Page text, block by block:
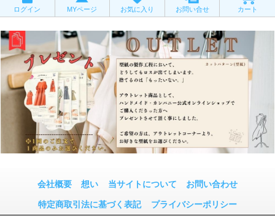
ログイン MYページ お気に入り お問い合せ カート
会社概要 想い 当サイトについて お問い合わせ
特定商取引法に基づく表記 プライバシーポリシー